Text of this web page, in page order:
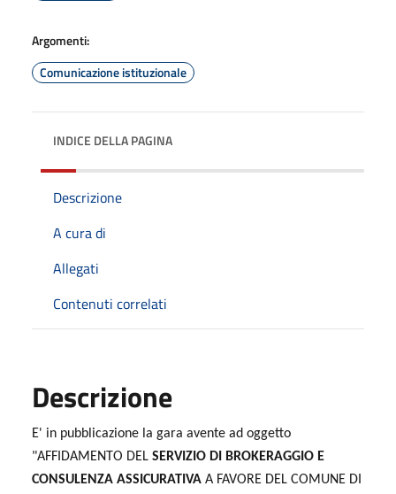
Argomenti:
Comunicazione istituzionale
INDICE DELLA PAGINA
Descrizione
A cura di
Allegati
Contenuti correlati
Descrizione
E' in pubblicazione la gara avente ad oggetto
"AFFIDAMENTO DEL SERVIZIO DI BROKERAGGIO E
CONSULENZA ASSICURATIVA A FAVORE DEL COMUNE DI